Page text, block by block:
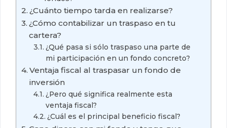
¿Cuánto tiempo tarda en realizarse?
¿Cómo contabilizar un traspaso en tu
cartera?
¿Qué pasa si sólo traspaso una parte de
mi participación en un fondo concreto?
Ventaja fiscal al traspasar un fondo de
inversión
¿Pero qué significa realmente esta
ventaja fiscal?
¿Cuál es el principal beneficio fiscal?